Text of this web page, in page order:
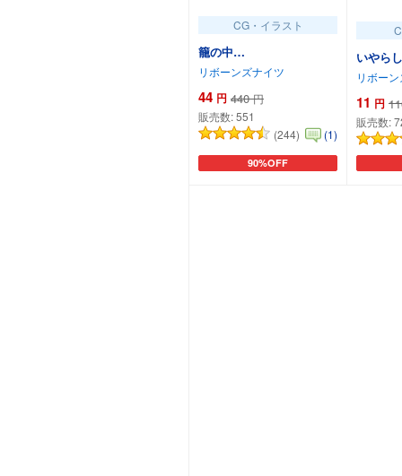
CG・イラスト
籠の中…
リボーンズナイツ
44 円 440 円
販売数:551
(244)
(1)
90%OFF
カートに追加
いやら
リボー
11 円
販売数: